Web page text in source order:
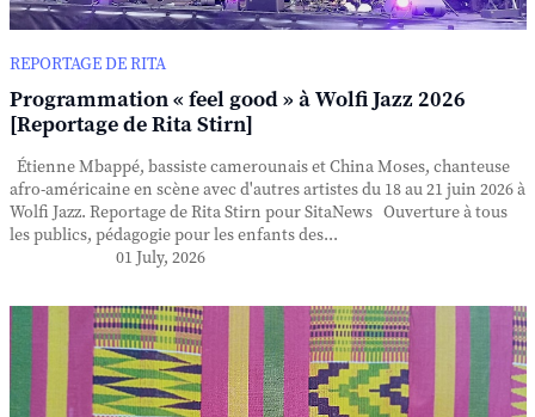
REPORTAGE DE RITA
Programmation « feel good » à Wolfi Jazz 2026
[Reportage de Rita Stirn]
Étienne Mbappé, bassiste camerounais et China Moses, chanteuse
afro-américaine en scène avec d'autres artistes du 18 au 21 juin 2026 à
Wolfi Jazz. Reportage de Rita Stirn pour SitaNews Ouverture à tous
les publics, pédagogie pour les enfants des...
01 July, 2026